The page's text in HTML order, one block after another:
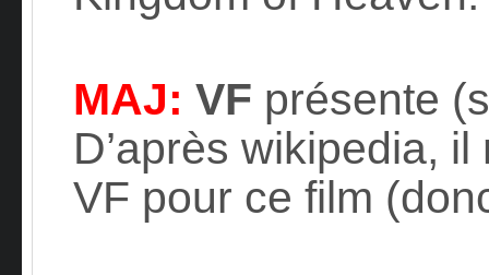
MAJ: VF présente
D’après wikipedia, il
VF pour ce film